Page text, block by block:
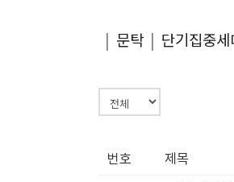
| 문탁 | 단기집중
번호 제목